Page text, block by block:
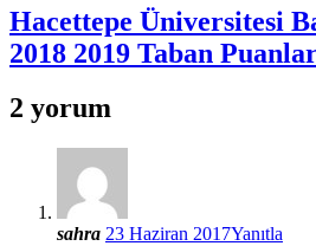
Hacettepe Üniversitesi
2018 2019 Taban
2 yorum
sahra 23 Haziran 2017Yanıtla